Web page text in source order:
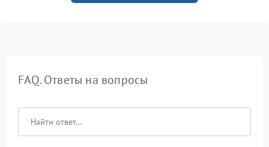
FAQ. Ответы на вопросы